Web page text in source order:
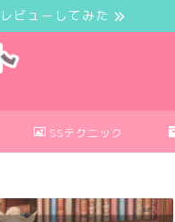
ビューしてみた
SSテクニック